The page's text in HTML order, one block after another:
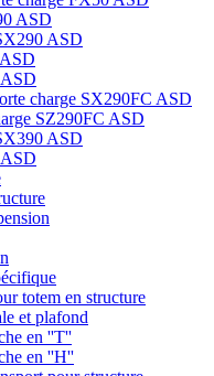
ASD
ASD
charge SX290FC ASD
SZ290FC ASD
ASD
totem en structure
et plafond
en ''T''
en ''H''